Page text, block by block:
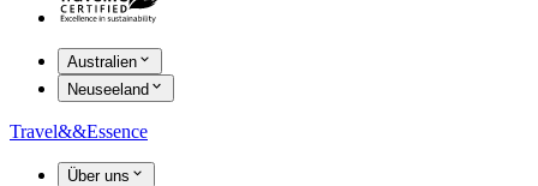
Australien
Neuseeland
Travel&&Essence
Über uns